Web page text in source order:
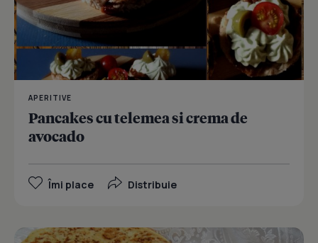
APERITIVE
Pancakes cu telemea si crema de
avocado
Îmi place Distribuie